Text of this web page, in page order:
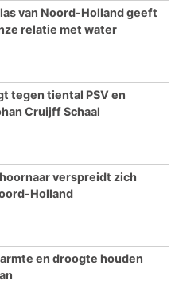
van Noord-Holland geeft
relatie met water
tegen tiental PSV en
Cruijff Schaal
verspreidt zich
Holland
en droogte houden